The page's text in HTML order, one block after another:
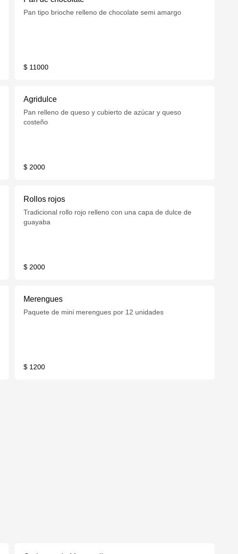
Pan tipo brioche relleno de chocolate semi amargo
$ 11000
Agridulce
Pan relleno de queso y cubierto de azúcar y queso
costeño
$ 2000
Rollos rojos
Tradicional rollo rojo relleno con una capa de dulce de
guayaba
$ 2000
Merengues
Paquete de mini merengues por 12 unidades
$ 1200